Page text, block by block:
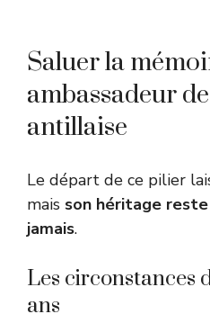
Saluer la
ambassadeur
antillaise
Le départ de ce pilier
mais son héritage
jamais.
Les circonstances
ans